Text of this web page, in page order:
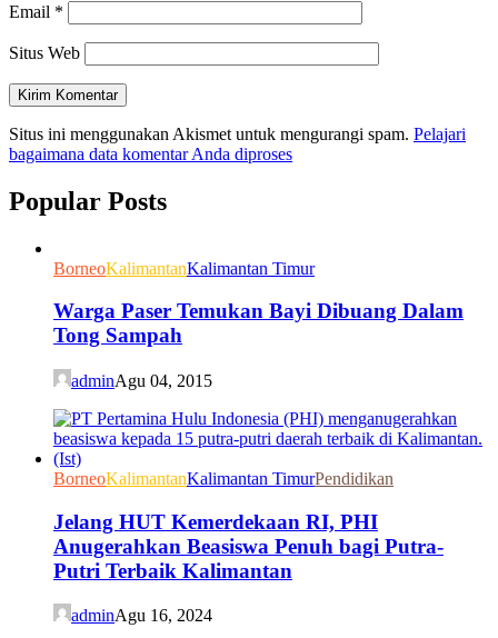
Email *
Situs Web
Situs ini menggunakan Akismet untuk mengurangi spam. Pelajari
bagaimana data komentar Anda diproses
Popular Posts
BorneoKalimantanKalimantan Timur
Warga Paser Temukan Bayi Dibuang Dalam
Tong Sampah
adminAgu 04, 2015
BorneoKalimantanKalimantan TimurPendidikan
Jelang HUT Kemerdekaan RI, PHI
Anugerahkan Beasiswa Penuh bagi Putra-
Putri Terbaik Kalimantan
adminAgu 16, 2024